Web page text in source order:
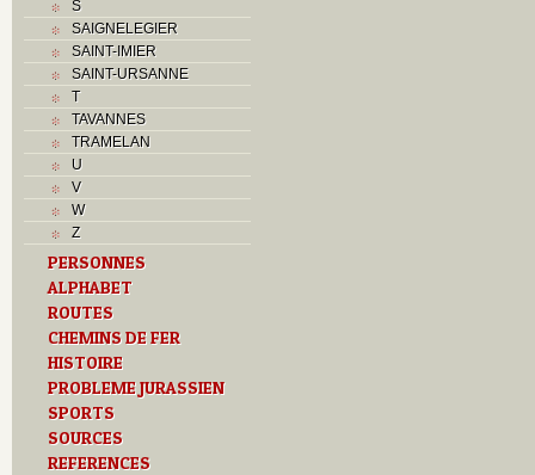
I
J
K
M
Monuments historiques
Paroisses
R
S
Sociétés locales
T
U
V
Z
S
SAIGNELEGIER
SAINT-IMIER
SAINT-URSANNE
T
TAVANNES
TRAMELAN
U
V
W
Z
PERSONNES
ALPHABET
ROUTES
CHEMINS DE FER
HISTOIRE
PROBLEME JURASSIEN
SPORTS
SOURCES
REFERENCES